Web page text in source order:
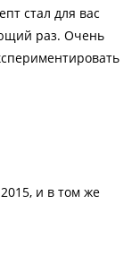
стал для вас
раз. Очень
и в том же